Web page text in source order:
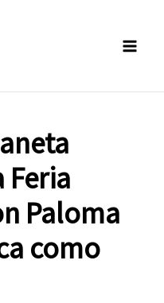
Feria
Paloma
como